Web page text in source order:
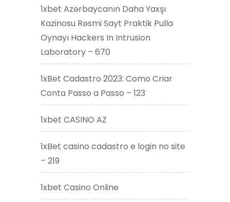
1xbet Azərbaycanın Daha Yaxşı
Kazinosu Rəsmi Sayt Praktik Pulla
Oynayı Hackers In Intrusion
Laboratory – 670
1xBet Cadastro 2023: Como Criar
Conta Passo a Passo – 123
1xbet CASINO AZ
1xBet casino cadastro e login no site
– 219
1xbet Casino Online